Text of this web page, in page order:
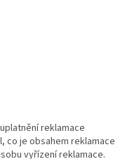
reklamace
co je obsahem reklamace
vyřízení reklamace.